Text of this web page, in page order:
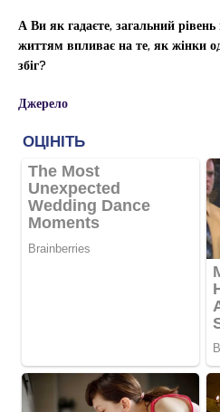
А Ви як гадаєте, загальний рівень
життям впливає на те, як жінки
збіг?
Джерело